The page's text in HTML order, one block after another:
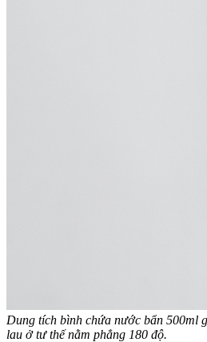
Dung tích bình chứa nước bẩn 500ml
lau ở tư thế nằm phẳng 180 độ.